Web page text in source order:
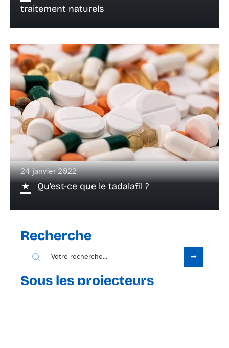
traitement naturels
24 janvier 2022
Qu’est-ce que le tadalafil ?
Recherche
Sous les projecteurs